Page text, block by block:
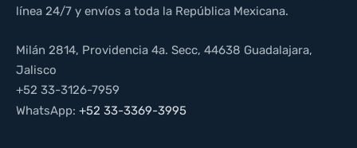
línea 24/7 y envíos a toda la República Mexicana.
Milán 2814, Providencia 4a. Secc, 44638 Guadalajara,
Jalisco
+52 33-3126-7959
WhatsApp: +52 33-3369-3995